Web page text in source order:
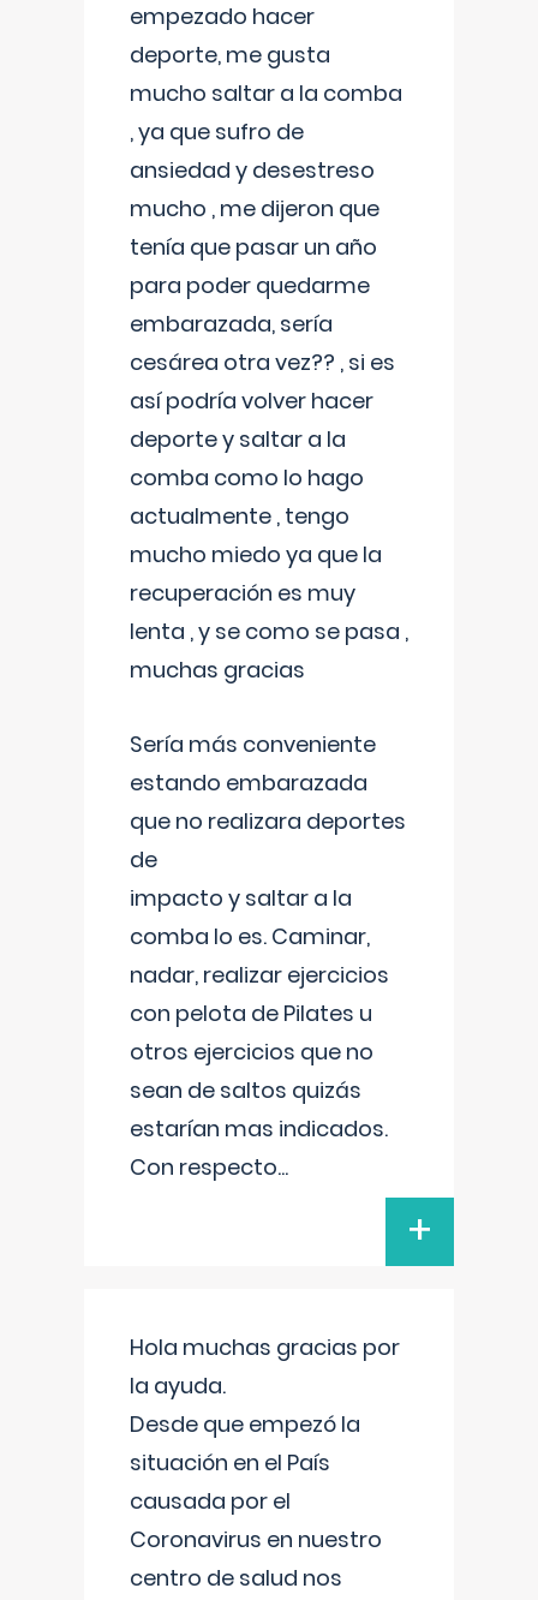
empezado hacer
deporte, me gusta
mucho saltar a la comba
, ya que sufro de
ansiedad y desestreso
mucho , me dijeron que
tenía que pasar un año
para poder quedarme
embarazada, sería
cesárea otra vez?? , si es
así podría volver hacer
deporte y saltar a la
comba como lo hago
actualmente , tengo
mucho miedo ya que la
recuperación es muy
lenta , y se como se pasa ,
muchas gracias
Sería más conveniente
estando embarazada
que no realizara deportes
de
impacto y saltar a la
comba lo es. Caminar,
nadar, realizar ejercicios
con pelota de Pilates u
otros ejercicios que no
sean de saltos quizás
estarían mas indicados.
Con respecto...
+
Hola muchas gracias por
la ayuda.
Desde que empezó la
situación en el País
causada por el
Coronavirus en nuestro
centro de salud nos